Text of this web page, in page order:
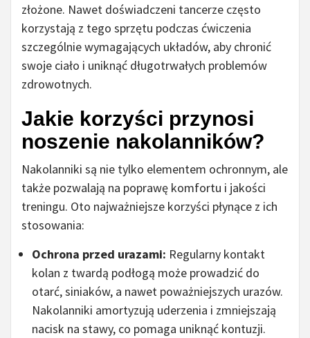
złożone. Nawet doświadczeni tancerze często
korzystają z tego sprzętu podczas ćwiczenia
szczególnie wymagających układów, aby chronić
swoje ciało i uniknąć długotrwałych problemów
zdrowotnych.
Jakie korzyści przynosi
noszenie nakolanników?
Nakolanniki są nie tylko elementem ochronnym, ale
także pozwalają na poprawę komfortu i jakości
treningu. Oto najważniejsze korzyści płynące z ich
stosowania:
Ochrona przed urazami: Regularny kontakt
kolan z twardą podłogą może prowadzić do
otarć, siniaków, a nawet poważniejszych urazów.
Nakolanniki amortyzują uderzenia i zmniejszają
nacisk na stawy, co pomaga uniknąć kontuzji.